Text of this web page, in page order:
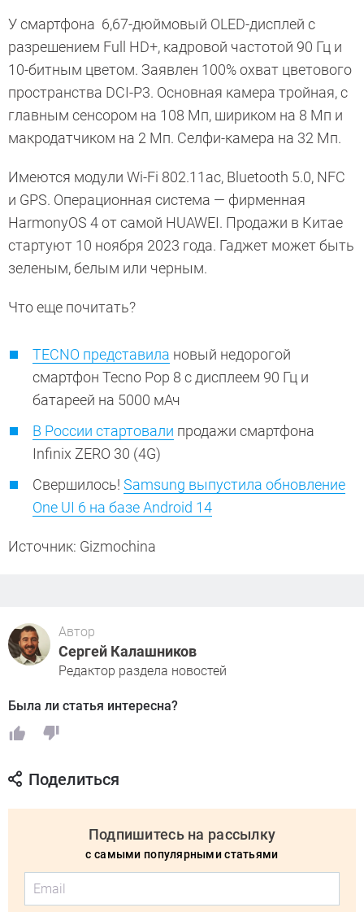
У смартфона 6,67-дюймовый OLED-дисплей с
разрешением Full HD+, кадровой частотой 90 Гц и
10-битным цветом. Заявлен 100% охват цветового
пространства DCI-P3. Основная камера тройная, с
главным сенсором на 108 Мп, шириком на 8 Мп и
макродатчиком на 2 Мп. Селфи-камера на 32 Мп.
Имеются модули Wi-Fi 802.11ac, Bluetooth 5.0, NFC
и GPS. Операционная система — фирменная
HarmonyOS 4 от самой HUAWEI. Продажи в Китае
стартуют 10 ноября 2023 года. Гаджет может быть
зеленым, белым или черным.
Что еще почитать?
TECNO представила новый недорогой
смартфон Tecno Pop 8 с дисплеем 90 Гц и
батареей на 5000 мАч
В России стартовали продажи смартфона
Infinix ZERO 30 (4G)
Свершилось! Samsung выпустила обновление
One UI 6 на базе Android 14
Источник: Gizmochina
Автор
Сергей Калашников
Редактор раздела новостей
Была ли статья интересна?
Поделиться
Подпишитесь на рассылку
с самыми популярными статьями